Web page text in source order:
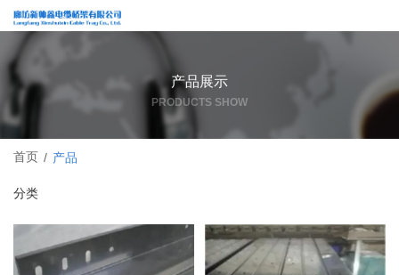
产品展示
PRODUCTS SHOW
首页 / 产品
分类